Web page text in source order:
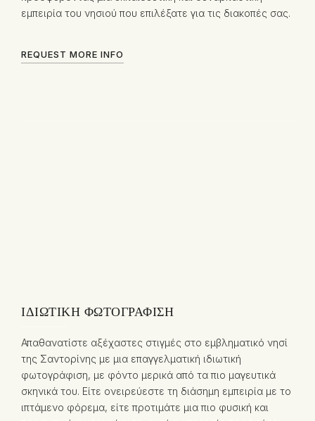
εμπειρία του νησιού που επιλέξατε για τις διακοπές σας.
REQUEST MORE INFO
ΙΔΙΩΤΙΚΉ ΦΩΤΟΓΡΆΦΙΣΗ
Απαθανατίστε αξέχαστες στιγμές στο εμβληματικό νησί
της Σαντορίνης με μια επαγγελματική ιδιωτική
φωτογράφιση, με φόντο μερικά από τα πιο μαγευτικά
σκηνικά του. Είτε ονειρεύεστε τη διάσημη εμπειρία με το
ιπτάμενο φόρεμα, είτε προτιμάτε μια πιο φυσική και